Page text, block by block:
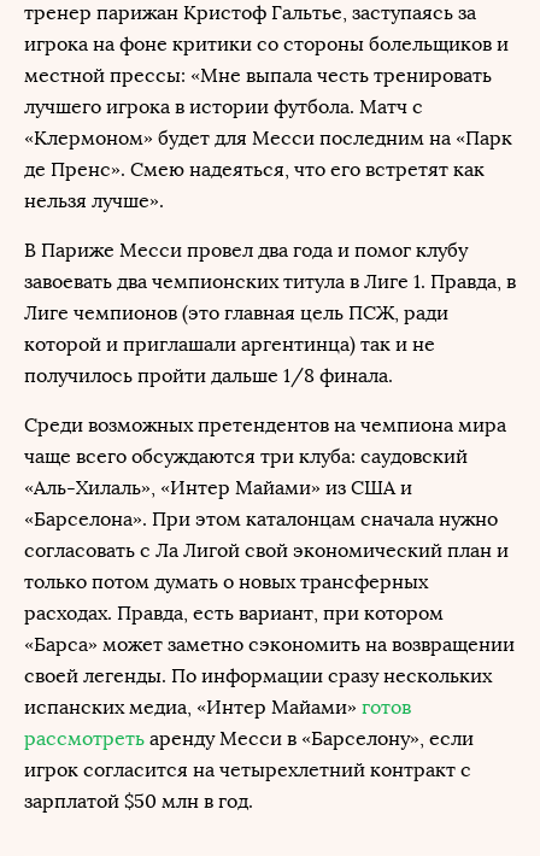
тренер парижан Кристоф Гальтье, заступаясь за
игрока на фоне критики со стороны болельщиков и
местной прессы: «Мне выпала честь тренировать
лучшего игрока в истории футбола. Матч с
«Клермоном» будет для Месси последним на «Парк
де Пренс». Смею надеяться, что его встретят как
нельзя лучше».
В Париже Месси провел два года и помог клубу
завоевать два чемпионских титула в Лиге 1. Правда, в
Лиге чемпионов (это главная цель ПСЖ, ради
которой и приглашали аргентинца) так и не
получилось пройти дальше 1/8 финала.
Среди возможных претендентов на чемпиона мира
чаще всего обсуждаются три клуба: саудовский
«Аль-Хилаль», «Интер Майами» из США и
«Барселона». При этом каталонцам сначала нужно
согласовать с Ла Лигой свой экономический план и
только потом думать о новых трансферных
расходах. Правда, есть вариант, при котором
«Барса» может заметно сэкономить на возвращении
своей легенды. По информации сразу нескольких
испанских медиа, «Интер Майами» готов
рассмотреть аренду Месси в «Барселону», если
игрок согласится на четырехлетний контракт с
зарплатой $50 млн в год.